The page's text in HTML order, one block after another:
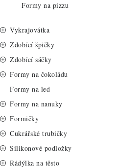
Formy na pizzu
Vykrajovátka
Zdobící špičky
Zdobící sáčky
Formy na čokoládu
Formy na led
Formy na nanuky
Formičky
Cukrářské trubičky
Silikonové podložky
Rádýlka na těsto